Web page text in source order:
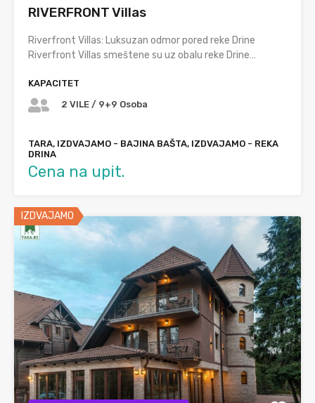
RIVERFRONT Villas
Riverfront Villas: Luksuzan odmor pored reke Drine
Riverfront Villas smeštene su uz obalu reke Drine…
KAPACITET
2 VILE / 9+9 Osoba
TARA, IZDVAJAMO - BAJINA BAŠTA, IZDVAJAMO - REKA
DRINA
Cena na upit.
IZDVAJAMO